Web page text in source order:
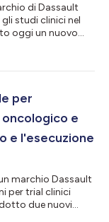
di Dassault
studi clinici nel
oggi un nuovo
della partnership
di svil...
per
e
e l'esecuzione
marchio Dassault
per trial clinici
due nuovi